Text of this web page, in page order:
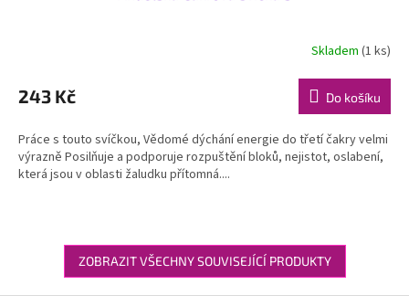
Skladem (1 ks)
243 Kč Do košíku
Práce s touto svíčkou, Vědomé dýchání energie do třetí čakry velmi
výrazně Posilňuje a podporuje rozpuštění bloků, nejistot, oslabení,
která jsou v oblasti žaludku přítomná....
ZOBRAZIT VŠECHNY SOUVISEJÍCÍ PRODUKTY